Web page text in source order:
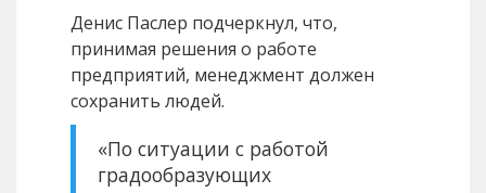
Денис Паслер подчеркнул, что,
принимая решения о работе
предприятий, менеджмент должен
сохранить людей.
«По ситуации с работой
градообразующих